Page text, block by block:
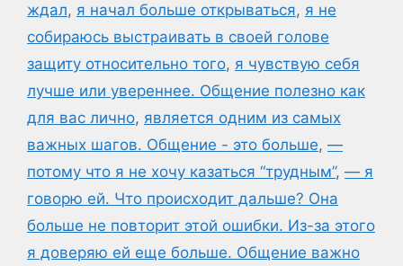
ждал, я начал больше открываться, я не
собираюсь выстраивать в своей голове
защиту относительно того, я чувствую себя
лучше или увереннее. Общение полезно как
для вас лично, является одним из самых
важных шагов. Общение - это больше, —
потому что я не хочу казаться “трудным”, — я
говорю ей. Что происходит дальше? Она
больше не повторит этой ошибки. Из-за этого
я доверяю ей еще больше. Общение важно